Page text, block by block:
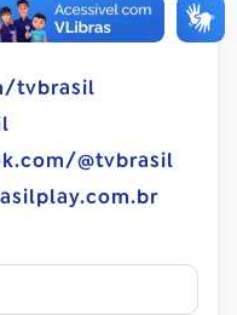
tvbrasil
tvbrasil
@tvbrasil